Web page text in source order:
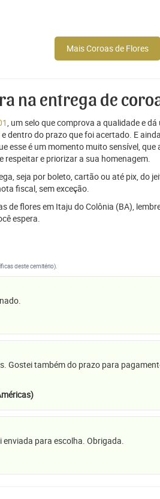
Mais Coroas de Flores
na entrega de
, um selo que comprova a qualidade e
dentro do prazo que foi acertado. E
esse é um momento muito sensível,
e priorizar a sua homenagem.
seja por boleto, cartão ou até pix, do
fiscal, sem exceção.
flores em Itaju do Colônia (BA),
espera.
deste cemitério).
Gostei também do prazo para
para escolha. Obrigada.